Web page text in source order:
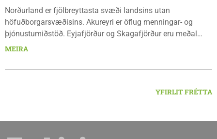
Norðurland er fjölbreyttasta svæði landsins utan
höfuðborgarsvæðisins. Akureyri er öflug menningar- og
þjónustumiðstöð. Eyjafjörður og Skagafjörður eru meðal
bestu landbúnaðarsvæða landsins. Dalvík, Siglufjörður og
svæðinu er verið að þróa orkuverkefni og nýsköpun.
MEIRA
YFIRLIT FRÉTTA